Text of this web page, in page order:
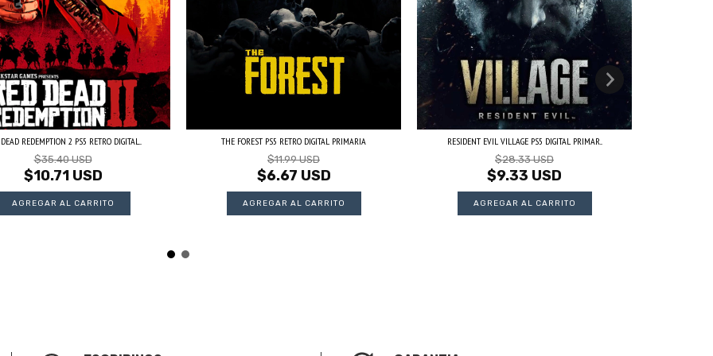
REDEMPTION 2 PS5 RETRO DIGITAL...
$35.40 USD
$10.71 USD
THE FOREST PS5 RETRO DIGITAL PRIMARIA
$11.99 USD
$6.67 USD
RESIDENT EVIL VILLAGE PS5 DIGITAL PRIMAR...
$28.33 USD
$9.33 USD